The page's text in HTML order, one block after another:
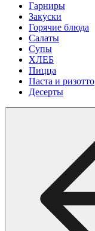
Гарниры
Закуски
Горячие блюда
Салаты
Супы
ХЛЕБ
Пицца
Паста и ризотто
Десерты